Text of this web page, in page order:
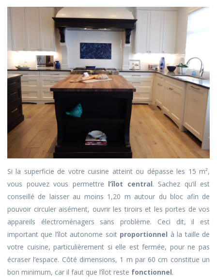
Si la superficie de votre cuisine atteint ou dépasse les 15 m²,
vous pouvez vous permettre l’îlot central. Sachez qu’il est
conseillé de laisser au moins 1,20 m autour du bloc afin de
pouvoir circuler aisément, ouvrir les tiroirs et les portes de vos
appareils électroménagers sans problème. Ceci dit, il est
important que l’îlot autonome soit proportionnel à la taille de
votre cuisine, particulièrement si elle est fermée, pour ne pas
écraser l’espace. Côté dimensions, 1 m par 60 cm constitue un
bon minimum, car il faut que l’îlot reste fonctionnel.